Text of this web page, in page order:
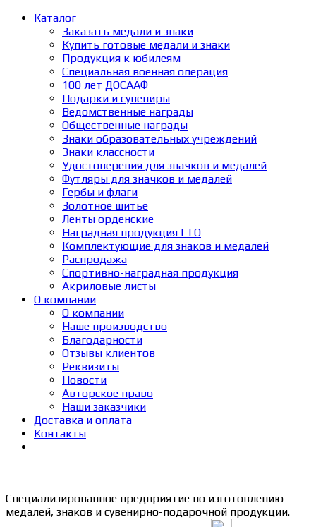
Каталог
Заказать медали и знаки
Купить готовые медали и знаки
Продукция к юбилеям
Специальная военная операция
100 лет ДОСААФ
Подарки и сувениры
Ведомственные награды
Общественные награды
Знаки образовательных учреждений
Знаки классности
Удостоверения для значков и медалей
Футляры для значков и медалей
Гербы и флаги
Золотное шитье
Ленты орденские
Наградная продукция ГТО
Комплектующие для знаков и медалей
Распродажа
Спортивно-наградная продукция
Акриловые листы
О компании
О компании
Наше производство
Благодарности
Отзывы клиентов
Реквизиты
Новости
Авторское право
Наши заказчики
Доставка и оплата
Контакты
Специализированное предприятие по изготовлению
медалей, знаков и сувенирно-подарочной продукции.